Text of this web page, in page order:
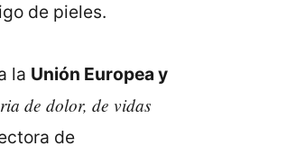
de pieles.
la Unión Europea y
de dolor, de vidas
de